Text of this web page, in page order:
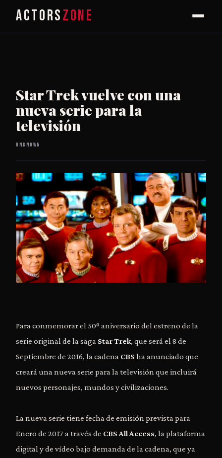
ACTORSZONE
Star Trek vuelve con una
nueva serie para la
televisión
Unknown
Para conmemorar el 50º aniversario del estreno de la
serie original de la saga Star Trek, que será el 8 de
Septiembre de 2016, la cadena CBS ha anunciado que
creará una nueva serie para la televisión que incluirá
nuevos personajes, mundos y civilizaciones.
La nueva serie tiene fecha de emisión prevista para
Enero de 2017 a través de CBS All Access, la plataforma
digital y de vídeo bajo demanda de la cadena, que ya